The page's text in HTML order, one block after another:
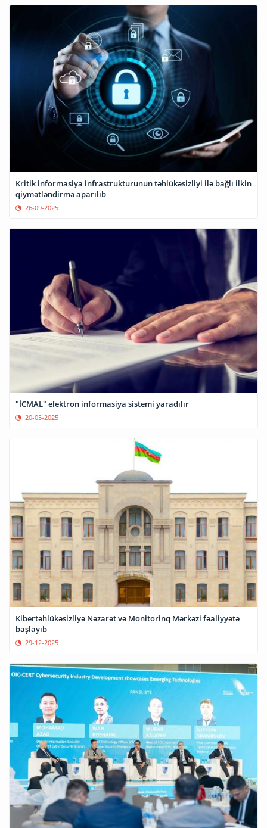
Kritik informasiya infrastrukturunun təhlükəsizliyi ilə bağlı ilkin
qiymətləndirmə aparılıb
26-09-2025
"İCMAL" elektron informasiya sistemi yaradılır
20-05-2025
Kibertəhlükəsizliyə Nəzarət və Monitorinq Mərkəzi fəaliyyətə
başlayıb
29-12-2025